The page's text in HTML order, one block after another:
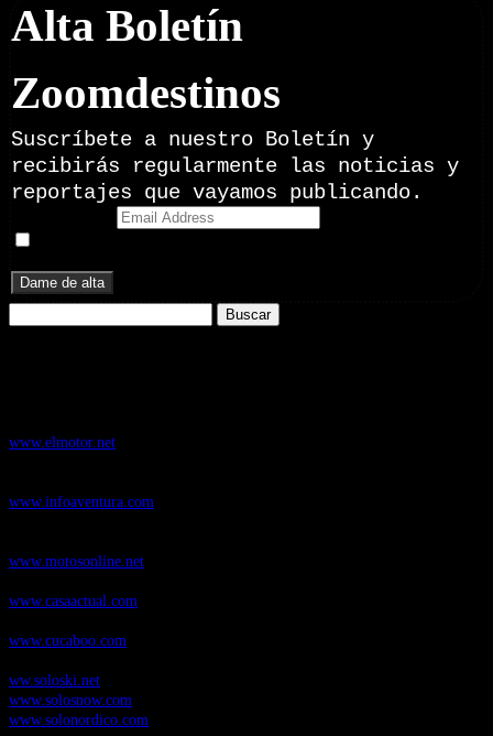
Alta Boletín
Zoomdestinos
Suscríbete a nuestro Boletín y
recibirás regularmente las noticias y
reportajes que vayamos publicando.
www.elmotor.net
www.infoaventura.com
www.motosonline.net
www.casaactual.com
www.cucaboo.com
ww.soloski.net
www.solosnow.com
www.solonordico.com